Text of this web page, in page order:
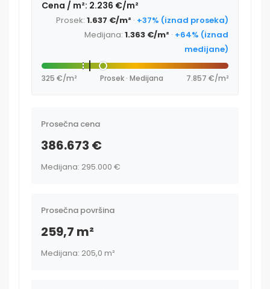
Cena / m²: 2.236 €/m²
Prosek: 1.637 €/m² · +37% (iznad proseka)
Medijana: 1.363 €/m² · +64% (iznad
medijane)
325 €/m² Prosek · Medijana 7.857 €/m²
Prosečna cena
386.673 €
Medijana: 295.000 €
Prosečna površina
259,7 m²
Medijana: 205,0 m²